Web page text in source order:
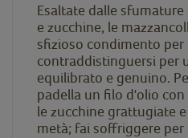
Esaltate dalle
e zucchine, le
sfizioso condimento per
contraddistinguersi per
equilibrato e genuino.
padella un filo d'olio
le zucchine grattugiate
metà; fai soffriggere